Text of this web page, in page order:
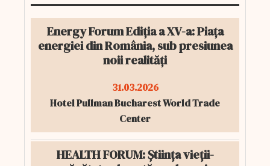
Energy Forum Ediția a XV-a: Piața
energiei din România, sub presiunea
noii realități
31.03.2026
Hotel Pullman Bucharest World Trade
Center
HEALTH FORUM: Știința vieții-